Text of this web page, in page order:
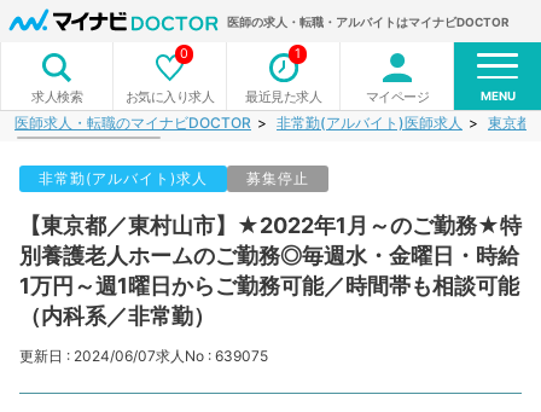
医師の求人・転職・アルバイトはマイナビDOCTOR
求人検索 お気に入り求人
0
最近見た求人
1
マイページ MENU
医師求人・転職のマイナビDOCTOR 非常勤(アルバイト)医師求人 東京都
非常勤(アルバイト)求人 募集停止
【東京都／東村山市】★2022年1月～のご勤務★特
別養護老人ホームのご勤務◎毎週水・金曜日・時給
1万円～週1曜日からご勤務可能／時間帯も相談可能
（内科系／非常勤）
更新日 : 2024/06/07求人No : 639075